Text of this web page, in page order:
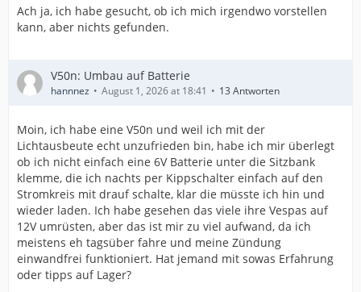
Ach ja, ich habe gesucht, ob ich mich irgendwo vorstellen
kann, aber nichts gefunden.
V50n: Umbau auf Batterie
hannnez August 1, 2026 at 18:41 13 Antworten
Moin, ich habe eine V50n und weil ich mit der
Lichtausbeute echt unzufrieden bin, habe ich mir überlegt
ob ich nicht einfach eine 6V Batterie unter die Sitzbank
klemme, die ich nachts per Kippschalter einfach auf den
Stromkreis mit drauf schalte, klar die müsste ich hin und
wieder laden. Ich habe gesehen das viele ihre Vespas auf
12V umrüsten, aber das ist mir zu viel aufwand, da ich
meistens eh tagsüber fahre und meine Zündung
einwandfrei funktioniert. Hat jemand mit sowas Erfahrung
oder tipps auf Lager?